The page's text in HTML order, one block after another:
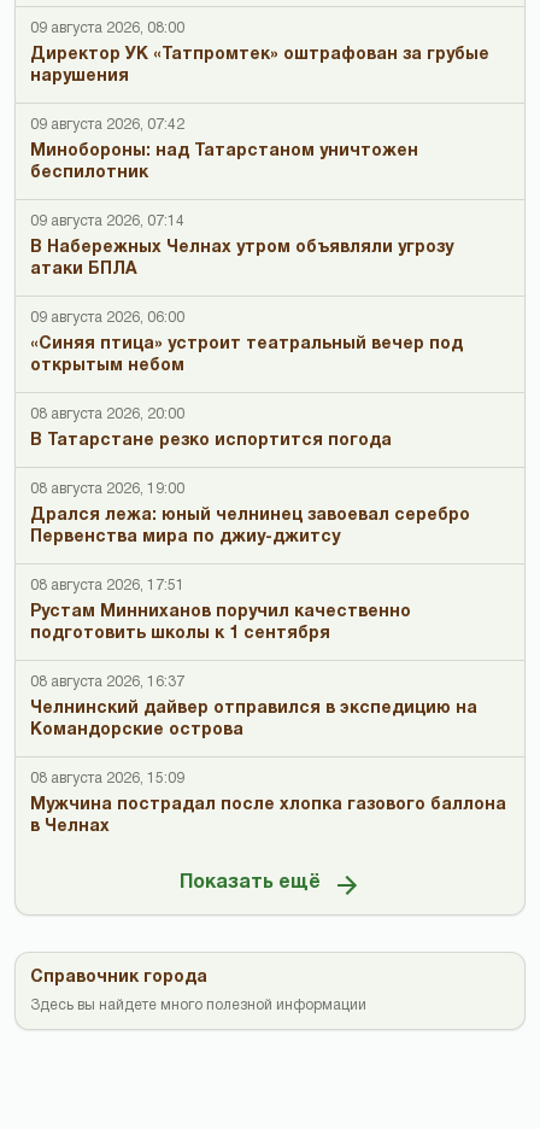
09 августа 2026, 08:00
Директор УК «Татпромтек» оштрафован за грубые
нарушения
09 августа 2026, 07:42
Минобороны: над Татарстаном уничтожен
беспилотник
09 августа 2026, 07:14
В Набережных Челнах утром объявляли угрозу
атаки БПЛА
09 августа 2026, 06:00
«Синяя птица» устроит театральный вечер под
открытым небом
08 августа 2026, 20:00
В Татарстане резко испортится погода
08 августа 2026, 19:00
Дрался лежа: юный челнинец завоевал серебро
Первенства мира по джиу-джитсу
08 августа 2026, 17:51
Рустам Минниханов поручил качественно
подготовить школы к 1 сентября
08 августа 2026, 16:37
Челнинский дайвер отправился в экспедицию на
Командорские острова
08 августа 2026, 15:09
Мужчина пострадал после хлопка газового баллона
в Челнах
Показать ещё
Справочник города
Здесь вы найдете много полезной информации